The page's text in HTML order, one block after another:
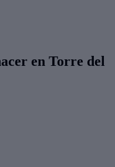
en Torre del